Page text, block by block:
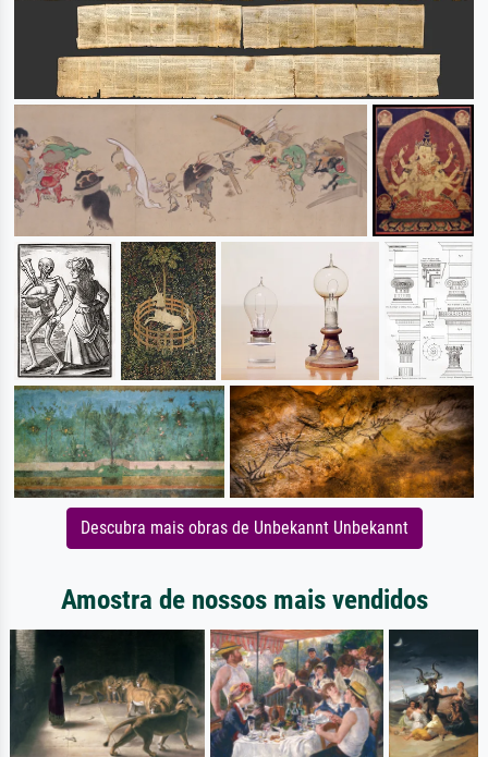
Descubra mais obras de Unbekannt Unbekannt
Amostra de nossos mais vendidos